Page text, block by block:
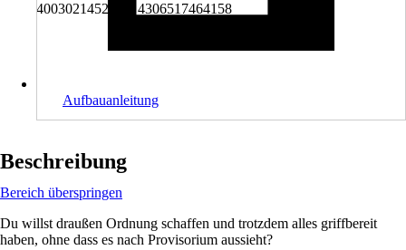
4003021452250, 4306517464158
Aufbauanleitung
Beschreibung
Bereich überspringen
Du willst draußen Ordnung schaffen und trotzdem alles griffbereit
haben, ohne dass es nach Provisorium aussieht?